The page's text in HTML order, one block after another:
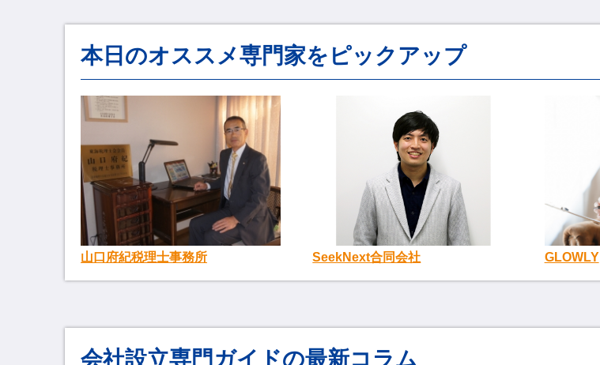
本日のオススメ専門家をピックアップ
山口府紀税理士事務所 SeekNext合同会社 GLOWLY
会社設立専門ガイドの最新コラム